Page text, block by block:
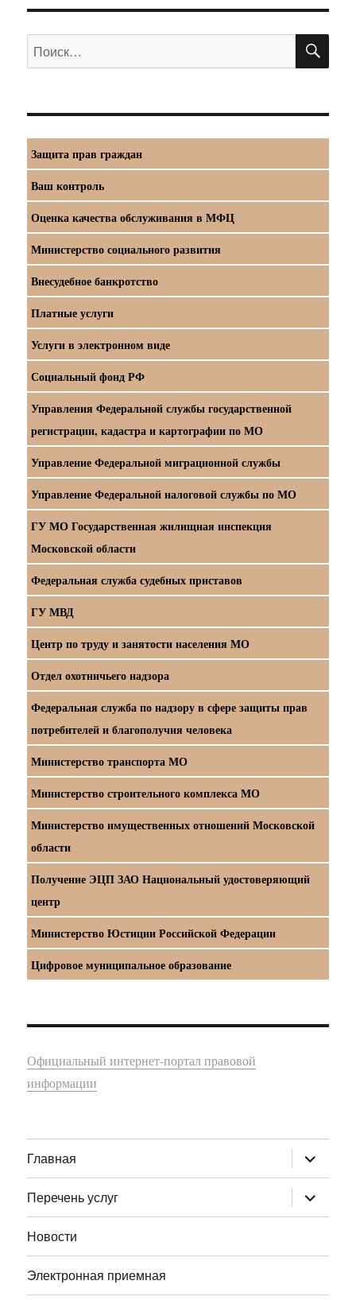
Искать:
Защита прав граждан
Ваш контроль
Оценка качества обслуживания в МФЦ
Министерство социального развития
Внесудебное банкротство
Платные услуги
Услуги в электронном виде
Социальный фонд РФ
Управления Федеральной службы государственной
регистрации, кадастра и картографии по МО
Управление Федеральной миграционной службы
Управление Федеральной налоговой службы по МО
ГУ МО Государственная жилищная инспекция
Московской области
Федеральная служба судебных приставов
ГУ МВД
Центр по труду и занятости населения МО
Отдел охотничьего надзора
Федеральная служба по надзору в сфере защиты прав
потребителей и благополучия человека
Министерство транспорта МО
Министерство строительного комплекса МО
Министерство имущественных отношений Московской
области
Получение ЭЦП ЗАО Национальный удостоверяющий
центр
Министерство Юстиции Российской Федерации
Цифровое муниципальное образование
Официальный интернет-портал правовой
информации
Главная раскрыть
дочернее
меню
Перечень услуг
раскрыть
дочернее
меню
Новости
Электронная приемная